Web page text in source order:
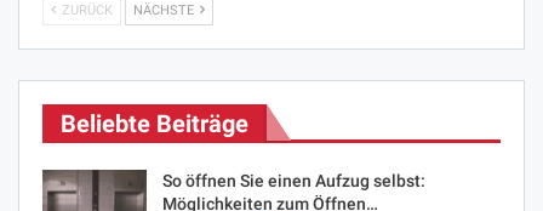
ZURÜCK NÄCHSTE
Beliebte Beiträge
So öffnen Sie einen Aufzug selbst:
Möglichkeiten zum Öffnen…